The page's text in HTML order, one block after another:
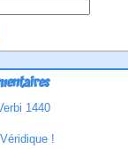
1440
Véridique !